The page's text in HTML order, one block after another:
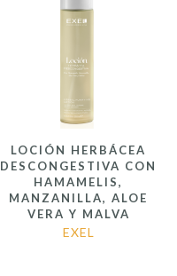
LOCIÓN HERBÁCEA
DESCONGESTIVA CON
HAMAMELIS,
MANZANILLA, ALOE
VERA Y MALVA
EXEL